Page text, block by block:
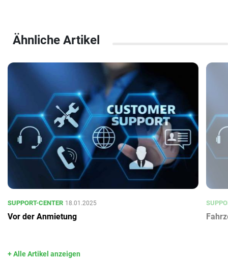
Ähnliche Artikel
SUPPORT-CENTER 18.01.2025
Vor der Anmietung
+ Alle Artikel anzeigen